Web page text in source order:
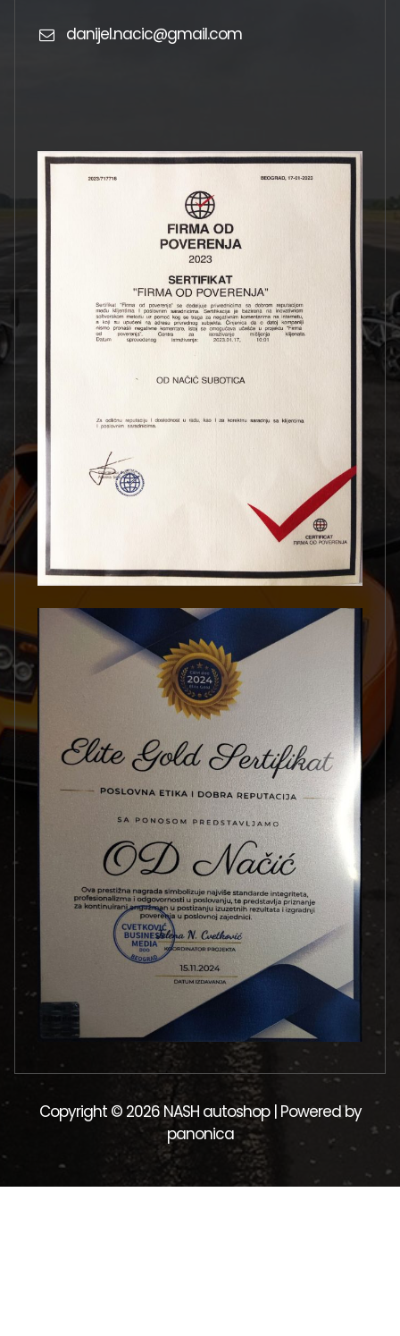
danijel.nacic@gmail.com
Copyright © 2026 NASH autoshop | Powered by
panonica